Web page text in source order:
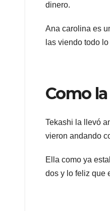
dinero.
Ana carolina es
las viendo todo
Como
Tekashi la llevó
vieron andando
Ella como ya
dos y lo feliz que